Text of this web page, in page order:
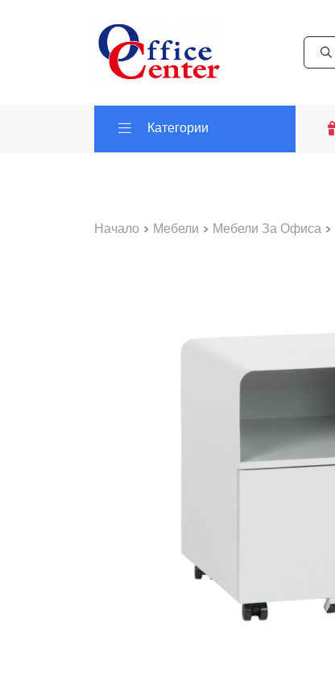
Категории
Начало > Мебели > Мебели За Офиса >